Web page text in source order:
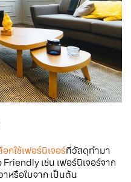
อกใช้เฟอร์นิเจอร์ที่วัสดุทำมา
เช่น เฟอร์นิเจอร์จาก
หรือใบจาก เป็นต้น